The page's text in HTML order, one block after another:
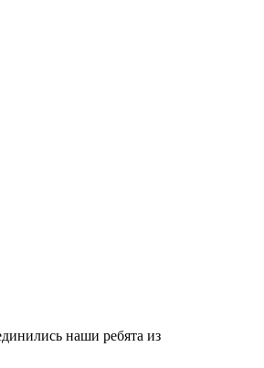
наши ребята из